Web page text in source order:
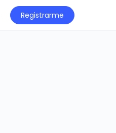
Registrarme